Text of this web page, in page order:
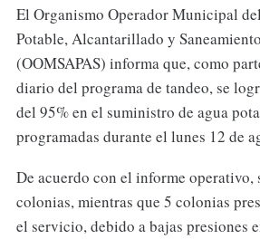
El Organismo Operador Municipal
Potable, Alcantarillado y
(OOMSAPAS) informa que, como
diario del programa de tandeo, se
del 95% en el suministro de agua
programadas durante el lunes 12 de
De acuerdo con el informe operativo,
colonias, mientras que 5 colonias
el servicio, debido a bajas presiones